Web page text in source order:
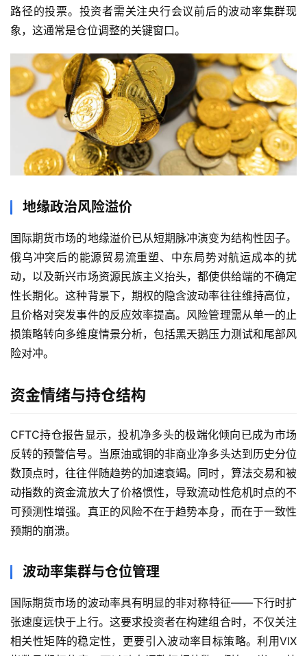
原
油
期
路径的投票。投资者需关注央行会议前后的波动率集群现
象，这通常是仓位调整的关键窗口。
地缘政治风险溢价
国际期货市场的地缘溢价已从短期脉冲演变为结构性因子。
俄乌冲突后的能源贸易流重塑、中东局势对航运成本的扰
动，以及新兴市场资源民族主义抬头，都使供给端的不确定
性长期化。这种背景下，期权的隐含波动率往往维持高位，
且价格对突发事件的反应效率提高。风险管理需从单一的止
损策略转向多维度情景分析，包括黑天鹅压力测试和尾部风
险对冲。
资金情绪与持仓结构
CFTC持仓报告显示，投机净多头的极端化倾向已成为市场
反转的预警信号。当原油或铜的非商业净多头达到历史分位
数顶点时，往往伴随趋势的加速衰竭。同时，算法交易和被
动指数的资金流放大了价格惯性，导致流动性危机时点的不
可预测性增强。真正的风险不在于趋势本身，而在于一致性
预期的崩溃。
波动率集群与仓位管理
国际期货市场的波动率具有明显的非对称特征——下行时扩
张速度远快于上行。这要求投资者在构建组合时，不仅关注
相关性矩阵的稳定性，更要引入波动率目标策略。利用VIX